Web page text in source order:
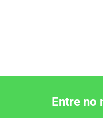
Entre no